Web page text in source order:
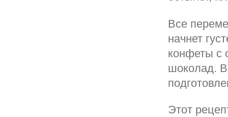
Все
начнет
конфеты с
шоколад. В
Этот